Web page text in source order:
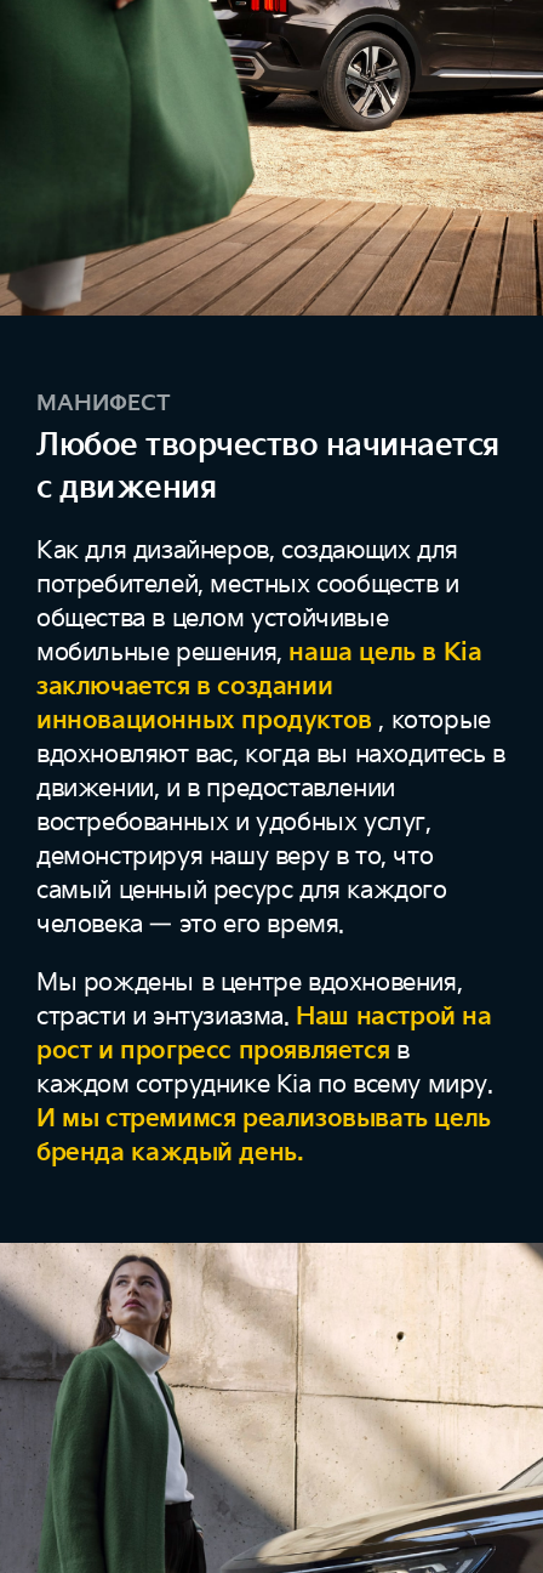
МАНИФЕСТ
Любое творчество начинается
с движения
Как для дизайнеров, создающих для
потребителей, местных сообществ и
общества в целом устойчивые
мобильные решения, наша цель в Kia
заключается в создании
инновационных продуктов , которые
вдохновляют вас, когда вы находитесь в
движении, и в предоставлении
востребованных и удобных услуг,
демонстрируя нашу веру в то, что
самый ценный ресурс для каждого
человека — это его время.
Мы рождены в центре вдохновения,
страсти и энтузиазма. Наш настрой на
рост и прогресс проявляется в
каждом сотруднике Kia по всему миру.
И мы стремимся реализовывать цель
бренда каждый день.